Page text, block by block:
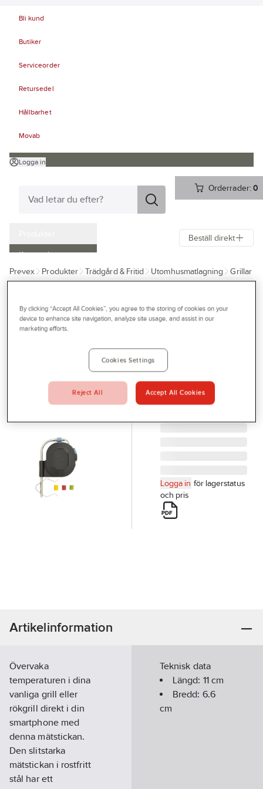
Bli kund
Butiker
Serviceorder
Retursedel
Hållbarhet
Movab
Logga in
Orderrader:0
Kampanjer
Outlet
Bli kund
Profilshop
Serviceverkstad
Företagsprofilering
Movab
Beställ direkt
Prevex Produkter Trädgård & Fritid Utomhusmatlagning
Grillar
WEBER
Weber iGrill
TEMPERATURP 7212
Artikelnr: 897757
Logga in för lagerstatus
och pris
Artikelinformation
Övervaka
temperaturen i dina
vanliga grill eller
rökgrill direkt i din
smartphone med
denna mätstickan.
Den slitstarka
mätstickan i rostfritt
stål har ett
Teknisk data
Längd: 11cm
Bredd: 6.6
cm
By clicking “Accept All Cookies”, you agree to the storing of cookies on your
device to enhance site navigation, analyze site usage, and assist in our
marketing efforts.
Cookies Settings
Reject All Accept All Cookies